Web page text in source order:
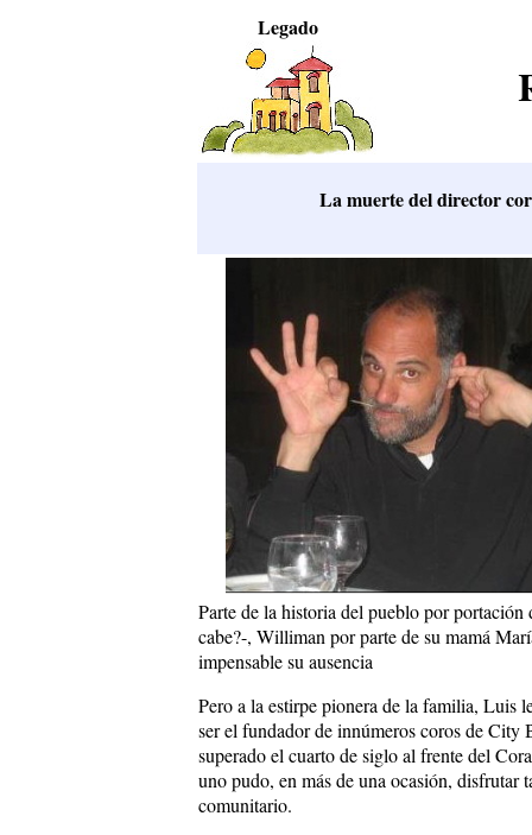
Legado
La muerte del director
Parte de la historia del pueblo por
cabe?-, Williman por parte de su mamá
impensable su ausencia
Pero a la estirpe pionera de la familia, Luis
ser el fundador de innúmeros coros de City
superado el cuarto de siglo al frente del
uno pudo, en más de una ocasión, disfrutar
comunitario.